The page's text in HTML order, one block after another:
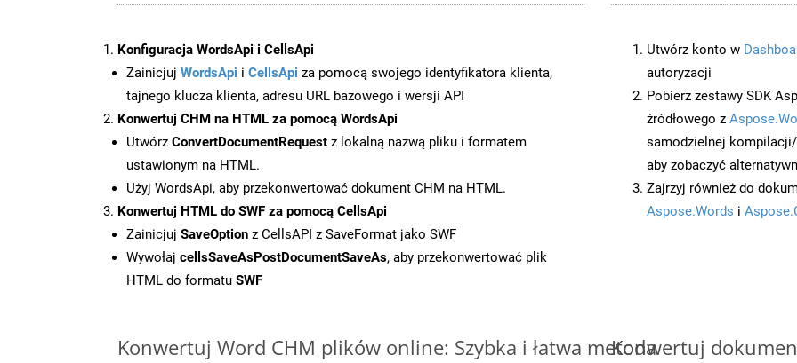
Konfiguracja WordsApi i CellsApi
Zainicjuj WordsApi i CellsApi za pomocą swojego identyfikatora klienta,
tajnego klucza klienta, adresu URL bazowego i wersji API
Konwertuj CHM na HTML za pomocą WordsApi
Utwórz ConvertDocumentRequest z lokalną nazwą pliku i formatem
ustawionym na HTML.
Użyj WordsApi, aby przekonwertować dokument CHM na HTML.
Konwertuj HTML do SWF za pomocą CellsApi
Zainicjuj SaveOption z CellsAPI z SaveFormat jako SWF
Wywołaj cellsSaveAsPostDocumentSaveAs, aby przekonwertować plik
HTML do formatu SWF
Utwórz konto w
autoryzacji
Pobierz zestawy SDK
źródłowego z
samodzielnej kompilacji/
aby zobaczyć
Zajrzyj również do
Aspose.Words i
Konwertuj Word CHM plików online: Szybka i łatwa metodaKonwertuj